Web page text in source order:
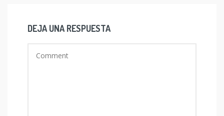
DEJA UNA RESPUESTA